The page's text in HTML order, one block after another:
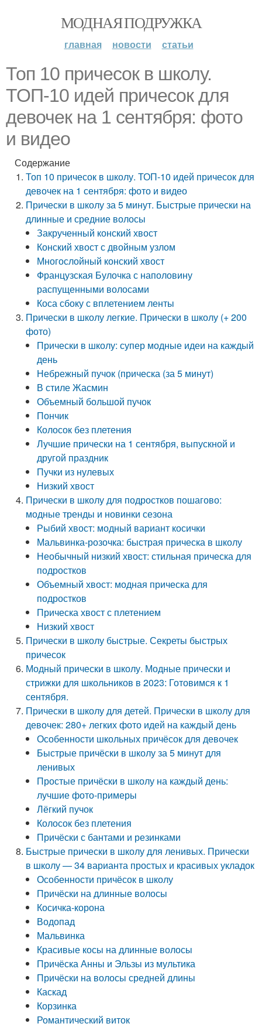
МОДНАЯ ПОДРУЖКА
главная новости статьи
Топ 10 причесок в школу.
ТОП-10 идей причесок для
девочек на 1 сентября: фото
и видео
Содержание
Топ 10 причесок в школу. ТОП-10 идей причесок для
девочек на 1 сентября: фото и видео
Прически в школу за 5 минут. Быстрые прически на
длинные и средние волосы
Закрученный конский хвост
Конский хвост с двойным узлом
Многослойный конский хвост
Французская Булочка с наполовину
распущенными волосами
Коса сбоку с вплетением ленты
Прически в школу легкие. Прически в школу (+ 200
фото)
Прически в школу: супер модные идеи на каждый
день
Небрежный пучок (прическа (за 5 минут)
В стиле Жасмин
Объемный большой пучок
Пончик
Колосок без плетения
Лучшие прически на 1 сентября, выпускной и
другой праздник
Пучки из нулевых
Низкий хвост
Прически в школу для подростков пошагово:
модные тренды и новинки сезона
Рыбий хвост: модный вариант косички
Мальвинка-розочка: быстрая прическа в школу
Необычный низкий хвост: стильная прическа для
подростков
Объемный хвост: модная прическа для
подростков
Прическа хвост с плетением
Низкий хвост
Прически в школу быстрые. Секреты быстрых
причесок
Модный прически в школу. Модные прически и
стрижки для школьников в 2023: Готовимся к 1
сентября.
Прически в школу для детей. Прически в школу для
девочек: 280+ легких фото идей на каждый день
Особенности школьных причёсок для девочек
Быстрые причёски в школу за 5 минут для
ленивых
Простые причёски в школу на каждый день:
лучшие фото-примеры
Лёгкий пучок
Колосок без плетения
Причёски с бантами и резинками
Быстрые прически в школу для ленивых. Прически
в школу — 34 варианта простых и красивых укладок
Особенности причёсок в школу
Причёски на длинные волосы
Косичка-корона
Водопад
Мальвинка
Красивые косы на длинные волосы
Причёска Анны и Эльзы из мультика
Причёски на волосы средней длины
Каскад
Корзинка
Романтический виток